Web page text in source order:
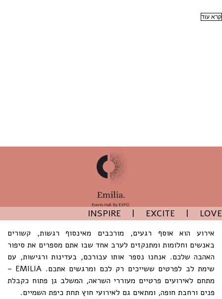
קרא עוד
INSPIRE | EXCITE | LOVE
אירוע הוא אוסף רגעים, מורכבים מאינסוף רגשות, קשורים
באנשים וחלומות ומתנקזים לערב אחד שבו אתם מספרים את סיפור
האהבה שלכם. אנחנו נספר אותו עבורכם, בעדינות ורגישות, עם
שימת לב לפרטים ששייכים רק לכם ומרגשים אתכם. EMILIA –
מתחם לאירועים פרטיים מעוררי השראה, המשלב גן פתוח כקבלת
פנים ורחבת חופה, ומתאים גם לאירועי חוץ תחת כיפת השמיים.